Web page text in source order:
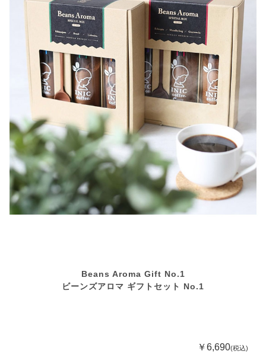
Beans Aroma Gift No.1
ビーンズアロマ ギフトセット No.1
￥6,690(税込)